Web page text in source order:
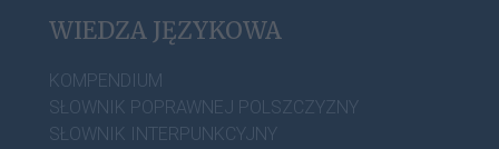
WIEDZA JĘZYKOWA
KOMPENDIUM
SŁOWNIK POPRAWNEJ POLSZCZYZNY
SŁOWNIK INTERPUNKCYJNY